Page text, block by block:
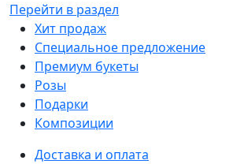
Перейти в раздел
Хит продаж
Специальное предложение
Премиум букеты
Розы
Подарки
Композиции
Доставка и оплата